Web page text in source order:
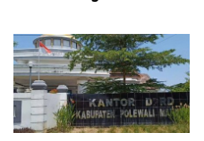
Siapkan Agenda
Strategis